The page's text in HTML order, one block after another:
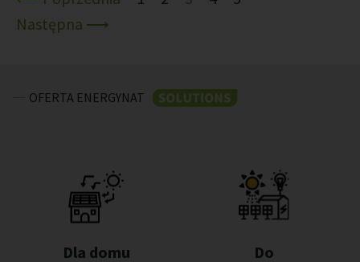
Następna ⟶
OFERTA ENERGYNAT
Dla domu
Do